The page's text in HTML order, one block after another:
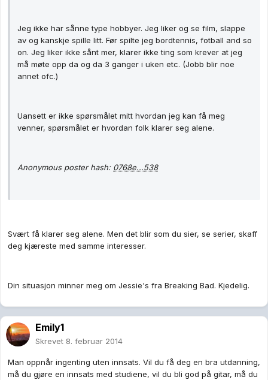
Jeg ikke har sånne type hobbyer. Jeg liker og se film, slappe
av og kanskje spille litt. Før spilte jeg bordtennis, fotball and so
on. Jeg liker ikke sånt mer, klarer ikke ting som krever at jeg
må møte opp da og da 3 ganger i uken etc. (Jobb blir noe
annet ofc.)
Uansett er ikke spørsmålet mitt hvordan jeg kan få meg
venner, spørsmålet er hvordan folk klarer seg alene.
Anonymous poster hash: 0768e...538
Svært få klarer seg alene. Men det blir som du sier, se serier, skaff
deg kjæreste med samme interesser.
Din situasjon minner meg om Jessie's fra Breaking Bad. Kjedelig.
Emily1
Skrevet 8. februar 2014
Man oppnår ingenting uten innsats. Vil du få deg en bra utdanning,
må du gjøre en innsats med studiene, vil du bli god på gitar, må du